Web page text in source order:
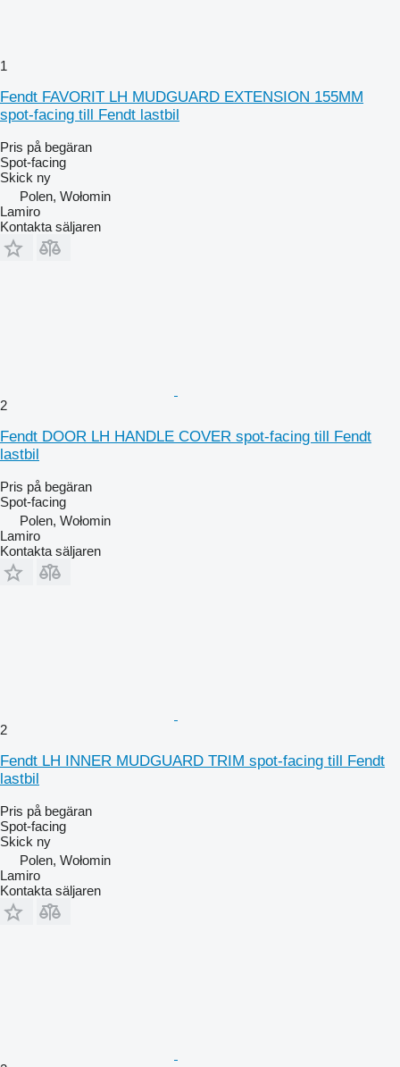
1
Fendt FAVORIT LH MUDGUARD EXTENSION 155MM
spot-facing till Fendt lastbil
Pris på begäran
Spot-facing
Skick ny
Polen, Wołomin
Lamiro
Kontakta säljaren
2
Fendt DOOR LH HANDLE COVER spot-facing till Fendt
lastbil
Pris på begäran
Spot-facing
Polen, Wołomin
Lamiro
Kontakta säljaren
2
Fendt LH INNER MUDGUARD TRIM spot-facing till Fendt
lastbil
Pris på begäran
Spot-facing
Skick ny
Polen, Wołomin
Lamiro
Kontakta säljaren